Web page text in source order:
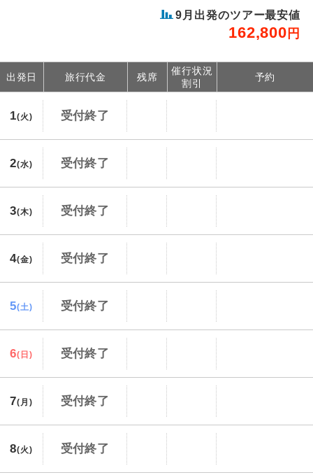
9月出発のツアー最安値
162,800 円
出発日 旅行代金 残席
催行状況
割引
予約
1(火) 受付終了
2(水) 受付終了
3(木) 受付終了
4(金) 受付終了
5(土) 受付終了
6(日) 受付終了
7(月) 受付終了
8(火) 受付終了